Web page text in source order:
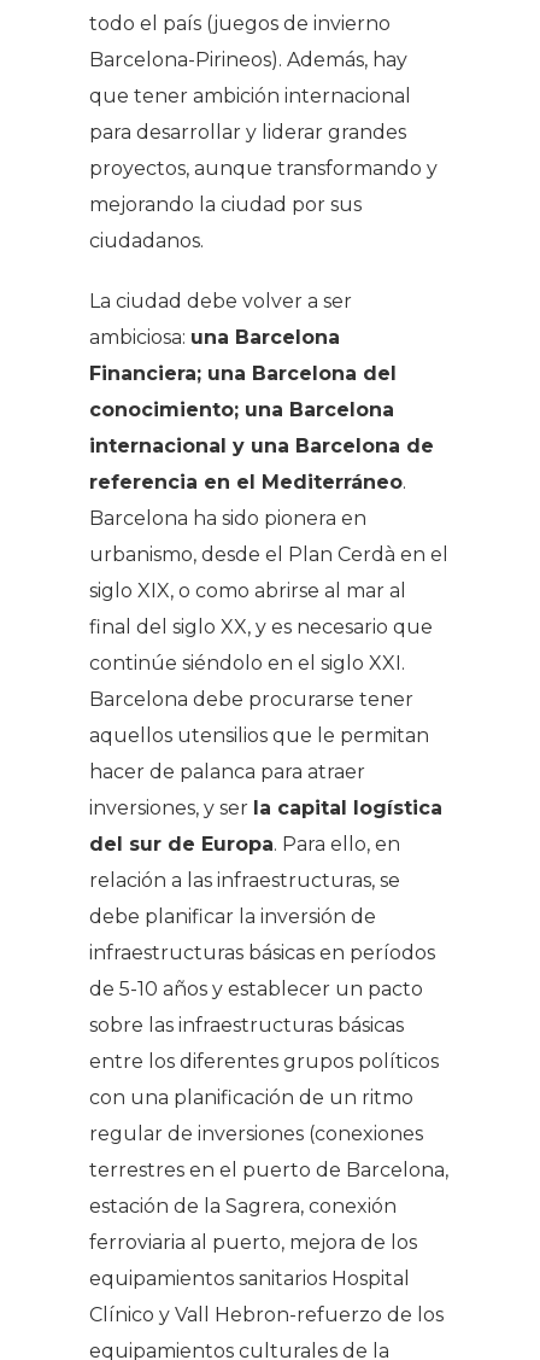
todo el país (juegos de invierno
Barcelona-Pirineos). Además, hay
que tener ambición internacional
para desarrollar y liderar grandes
proyectos, aunque transformando y
mejorando la ciudad por sus
ciudadanos.
La ciudad debe volver a ser
ambiciosa: una Barcelona
Financiera; una Barcelona del
conocimiento; una Barcelona
internacional y una Barcelona de
referencia en el Mediterráneo.
Barcelona ha sido pionera en
urbanismo, desde el Plan Cerdà en el
siglo XIX, o como abrirse al mar al
final del siglo XX, y es necesario que
continúe siéndolo en el siglo XXI.
Barcelona debe procurarse tener
aquellos utensilios que le permitan
hacer de palanca para atraer
inversiones, y ser la capital logística
del sur de Europa. Para ello, en
relación a las infraestructuras, se
debe planificar la inversión de
infraestructuras básicas en períodos
de 5-10 años y establecer un pacto
sobre las infraestructuras básicas
entre los diferentes grupos políticos
con una planificación de un ritmo
regular de inversiones (conexiones
terrestres en el puerto de Barcelona,
​​estación de la Sagrera, conexión
ferroviaria al puerto, mejora de los
equipamientos sanitarios Hospital
Clínico y Vall Hebron-refuerzo de los
equipamientos culturales de la